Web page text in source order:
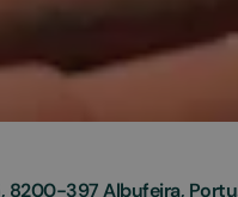
8200-397 Albufeira,